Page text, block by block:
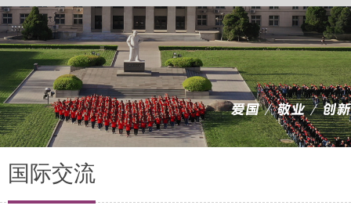
国际交流